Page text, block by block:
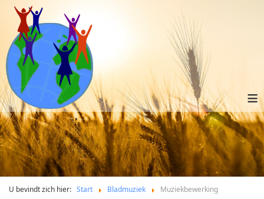
≡
U bevindt zich hier: Start Bladmuziek Muziekbewerking